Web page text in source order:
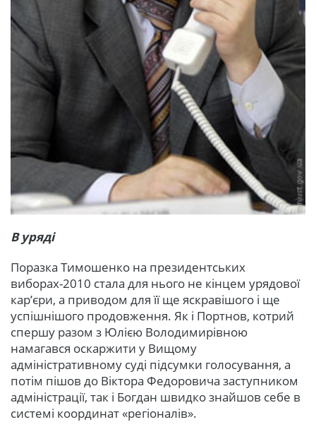
В уряді
Поразка Тимошенко на президентських
виборах-2010 стала для нього не кінцем урядової
кар’єри, а приводом для її ще яскравішого і ще
успішнішого продовження. Як і Портнов, котрий
спершу разом з Юлією Володимирівною
намагався оскаржити у Вищому
адміністративному суді підсумки голосування, а
потім пішов до Віктора Федоровича заступником
адміністрації, так і Богдан швидко знайшов себе в
системі координат «регіоналів».